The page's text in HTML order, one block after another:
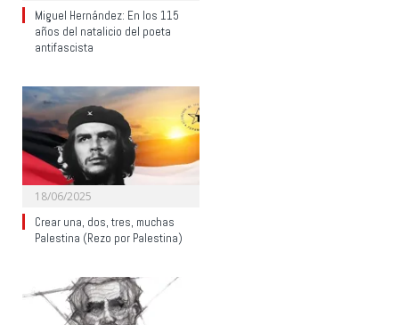
Miguel Hernández: En los 115
años del natalicio del poeta
antifascista
18/06/2025
Crear una, dos, tres, muchas
Palestina (Rezo por Palestina)